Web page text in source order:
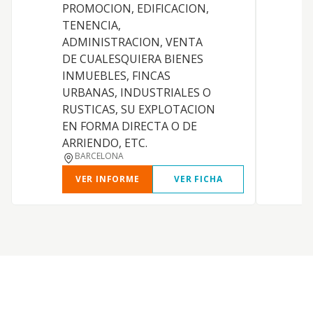
PROMOCION, EDIFICACION,
TENENCIA,
ADMINISTRACION, VENTA
DE CUALESQUIERA BIENES
INMUEBLES, FINCAS
URBANAS, INDUSTRIALES O
RUSTICAS, SU EXPLOTACION
EN FORMA DIRECTA O DE
ARRIENDO, ETC.
BARCELONA
VER INFORME
VER FICHA